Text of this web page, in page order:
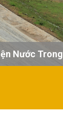
Nước Trong